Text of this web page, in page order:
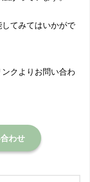
てみてはいかがで
クよりお問い合わ
わせ